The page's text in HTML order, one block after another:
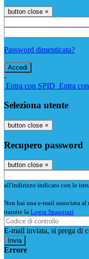
button close ×
Password dimenticata?
-
Entra con SPID Entra
Seleziona utente
button close ×
Recupero password
button close ×
all'indirizzo indicato con le
Non hai una e-mail associata
tramite la Login Spaggiari
E-mail inviata, si prega di
Errore